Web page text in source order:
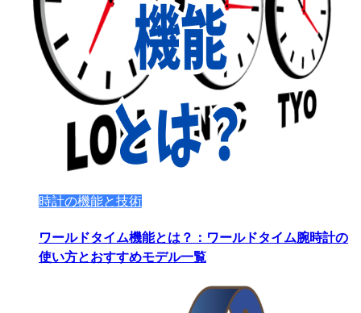
時計の機能と技術
ワールドタイム機能とは？：ワールドタイム腕時計の
使い方とおすすめモデル一覧